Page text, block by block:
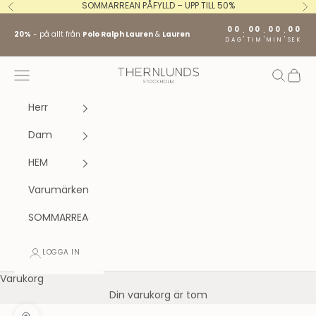
Hoppa till innehållet
Föregående SOMMARREAN PÅFYLLD – UPP TILL 50%
20% - på allt från Polo Ralph Lauren & Lauren
00
DAG : 00
TIM : 00
MIN : 00
SEK
Stockholm fashion agency AB
Öppna navigeringsmenyn Öppna
Herr
Dam
HEM
Varumärken
SOMMARREA
LOGGA IN
Varukorg
Din varukorg är tom